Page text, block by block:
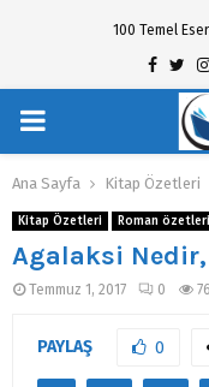
100 Temel Eser
PRIMARY
MENU
Ana Sayfa Kitap Özetleri
Kitap Özetleri Roman özetleri
Agalaksi Nedir,
Temmuz 1, 2017 0
PAYLAŞ 0